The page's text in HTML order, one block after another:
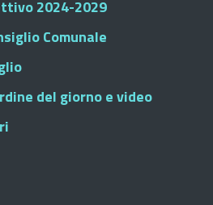
2024-2029
Comunale
del giorno e video